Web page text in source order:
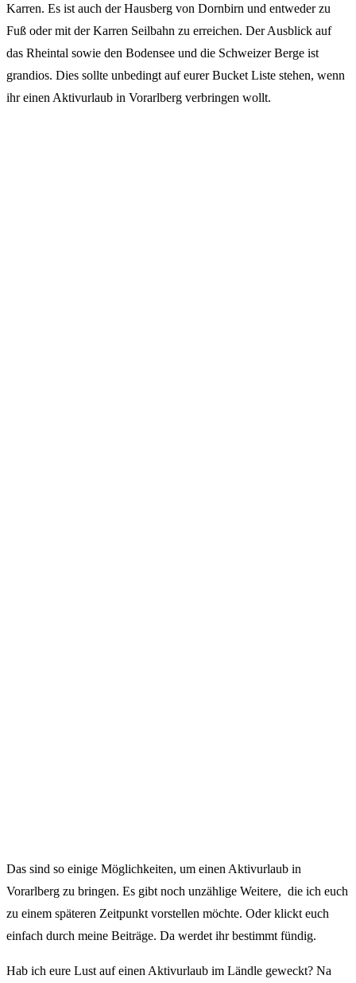
Karren. Es ist auch der Hausberg von Dornbirn und entweder zu
Fuß oder mit der Karren Seilbahn zu erreichen. Der Ausblick auf
das Rheintal sowie den Bodensee und die Schweizer Berge ist
grandios. Dies sollte unbedingt auf eurer Bucket Liste stehen, wenn
ihr einen Aktivurlaub in Vorarlberg verbringen wollt.
Das sind so einige Möglichkeiten, um einen Aktivurlaub in
Vorarlberg zu bringen. Es gibt noch unzählige Weitere, die ich euch
zu einem späteren Zeitpunkt vorstellen möchte. Oder klickt euch
einfach durch meine Beiträge. Da werdet ihr bestimmt fündig.
Hab ich eure Lust auf einen Aktivurlaub im Ländle geweckt? Na